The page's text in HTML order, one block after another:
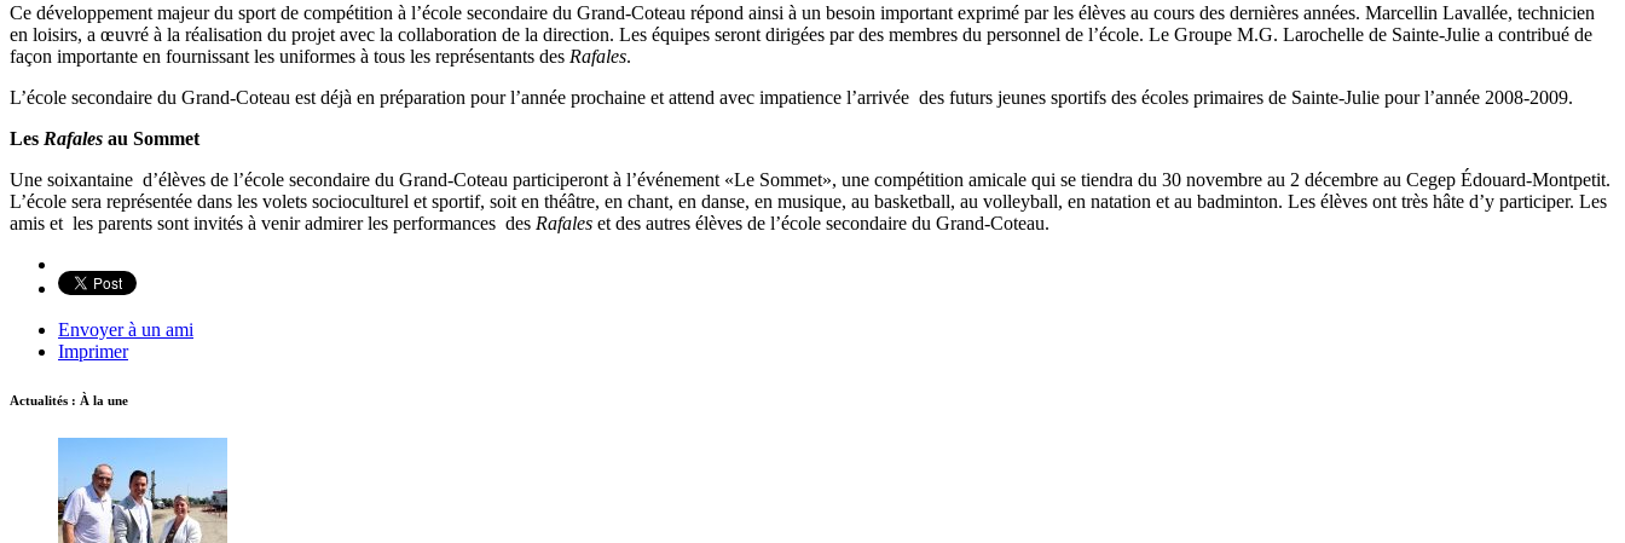
Ce développement majeur du sport de compétition à l’école secondaire du Grand-Coteau répond ainsi à un besoin important exprimé par les élèves au cours des dernières années. Marcellin Lavallée, technicien
en loisirs, a œuvré à la réalisation du projet avec la collaboration de la direction. Les équipes seront dirigées par des membres du personnel de l’école. Le Groupe M.G. Larochelle de Sainte-Julie a contribué de
façon importante en fournissant les uniformes à tous les représentants des Rafales.
L’école secondaire du Grand-Coteau est déjà en préparation pour l’année prochaine et attend avec impatience l’arrivée des futurs jeunes sportifs des écoles primaires de Sainte-Julie pour l’année 2008-2009.
Les Rafales au Sommet
Une soixantaine d’élèves de l’école secondaire du Grand-Coteau participeront à l’événement «Le Sommet», une compétition amicale qui se tiendra du 30 novembre au 2 décembre au Cegep Édouard-Montpetit.
L’école sera représentée dans les volets socioculturel et sportif, soit en théâtre, en chant, en danse, en musique, au basketball, au volleyball, en natation et au badminton. Les élèves ont très hâte d’y participer. Les
amis et les parents sont invités à venir admirer les performances des Rafales et des autres élèves de l’école secondaire du Grand-Coteau.
Envoyer à un ami
Imprimer
Actualités : À la une